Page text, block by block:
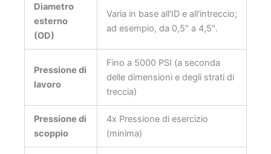
Diametro
esterno
(OD)
Varia in base all'ID e all'intreccio;
ad esempio, da 0,5″ a 4,5″.
Pressione di
lavoro
Fino a 5000 PSI (a seconda
delle dimensioni e degli strati di
treccia)
Pressione di
scoppio
4x Pressione di esercizio
(minima)